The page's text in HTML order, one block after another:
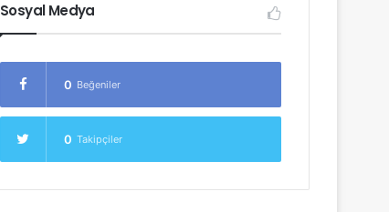
Sosyal Medya
0 Beğeniler
0 Takipçiler